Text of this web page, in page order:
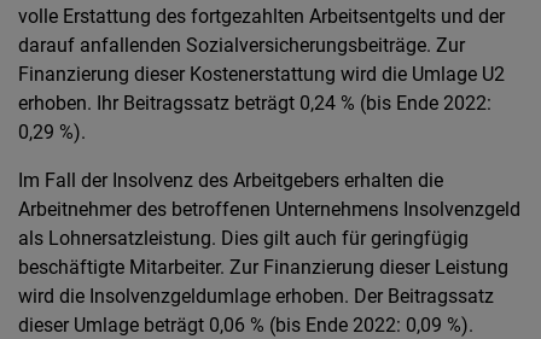
volle Erstattung des fortgezahlten Arbeitsentgelts und der
darauf anfallenden Sozialversicherungsbeiträge. Zur
Finanzierung dieser Kostenerstattung wird die Umlage U2
erhoben. Ihr Beitragssatz beträgt 0,24 % (bis Ende 2022:
0,29 %).
Im Fall der Insolvenz des Arbeitgebers erhalten die
Arbeitnehmer des betroffenen Unternehmens Insolvenzgeld
als Lohnersatzleistung. Dies gilt auch für geringfügig
beschäftigte Mitarbeiter. Zur Finanzierung dieser Leistung
wird die Insolvenzgeldumlage erhoben. Der Beitragssatz
dieser Umlage beträgt 0,06 % (bis Ende 2022: 0,09 %).